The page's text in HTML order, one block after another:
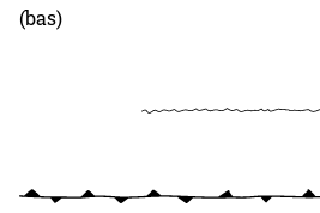
(bas)